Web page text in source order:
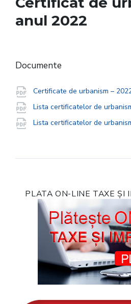
anul 2022
Documente
Certificate de urbanism –
Lista certificatelor de
Lista certificatelor de
PLATA ON-LINE TAXE ȘI